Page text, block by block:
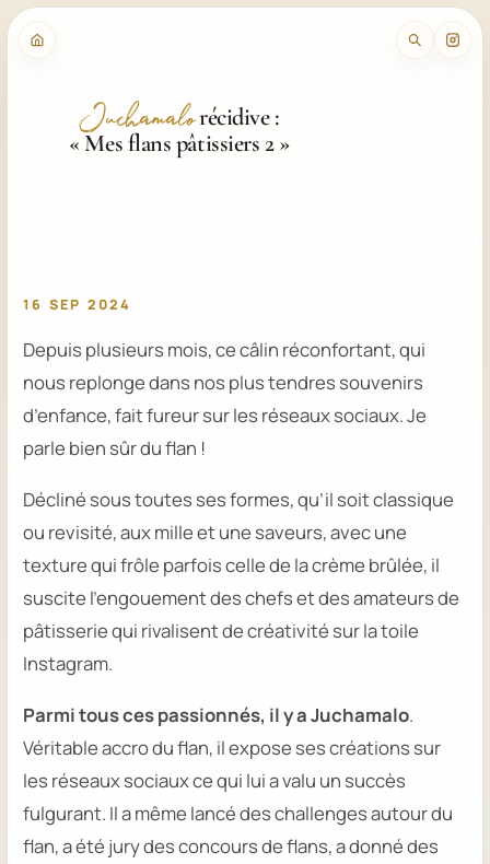
Juchamalorécidive :
« Mes flans pâtissiers 2 »
16 SEP 2024
Depuis plusieurs mois, ce câlin réconfortant, qui
nous replonge dans nos plus tendres souvenirs
d’enfance, fait fureur sur les réseaux sociaux. Je
parle bien sûr du flan !
Décliné sous toutes ses formes, qu’il soit classique
ou revisité, aux mille et une saveurs, avec une
texture qui frôle parfois celle de la crème brûlée, il
suscite l’engouement des chefs et des amateurs de
pâtisserie qui rivalisent de créativité sur la toile
Instagram.
Parmi tous ces passionnés, il y a Juchamalo.
Véritable accro du flan, il expose ses créations sur
les réseaux sociaux ce qui lui a valu un succès
fulgurant. Il a même lancé des challenges autour du
flan, a été jury des concours de flans, a donné des